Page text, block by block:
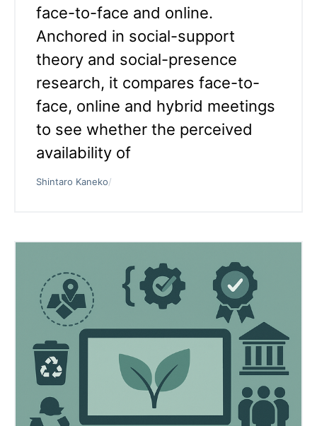
face-to-face and online.
Anchored in social-support
theory and social-presence
research, it compares face-to-
face, online and hybrid meetings
to see whether the perceived
availability of
Shintaro Kaneko/